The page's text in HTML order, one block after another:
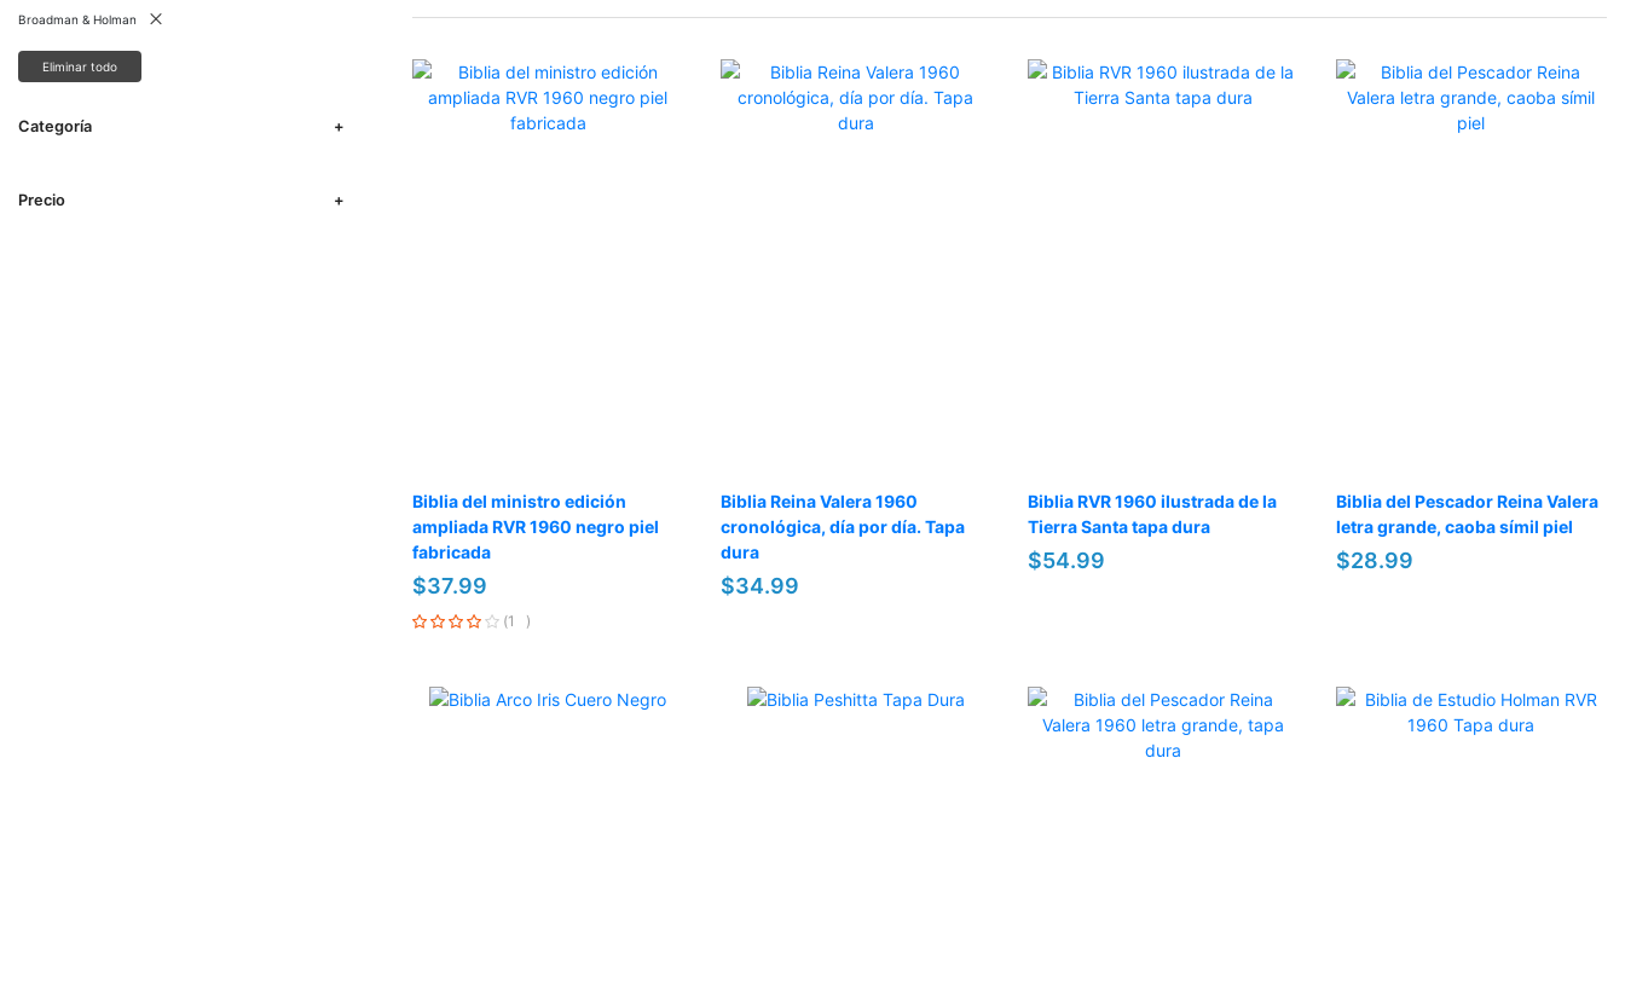
Biblia del ministro edición
ampliada RVR 1960 negro piel
fabricada
$37.99
Valoración:
1
Biblia Reina Valera 1960
cronológica, día por día. Tapa
dura
$34.99
Biblia RVR 1960 ilustrada de la
Tierra Santa tapa dura
$54.99
Biblia del Pescador Reina Valera
letra grande, caoba símil piel
$28.99
Broadman & Holman
Eliminar todo
Categoría
Precio